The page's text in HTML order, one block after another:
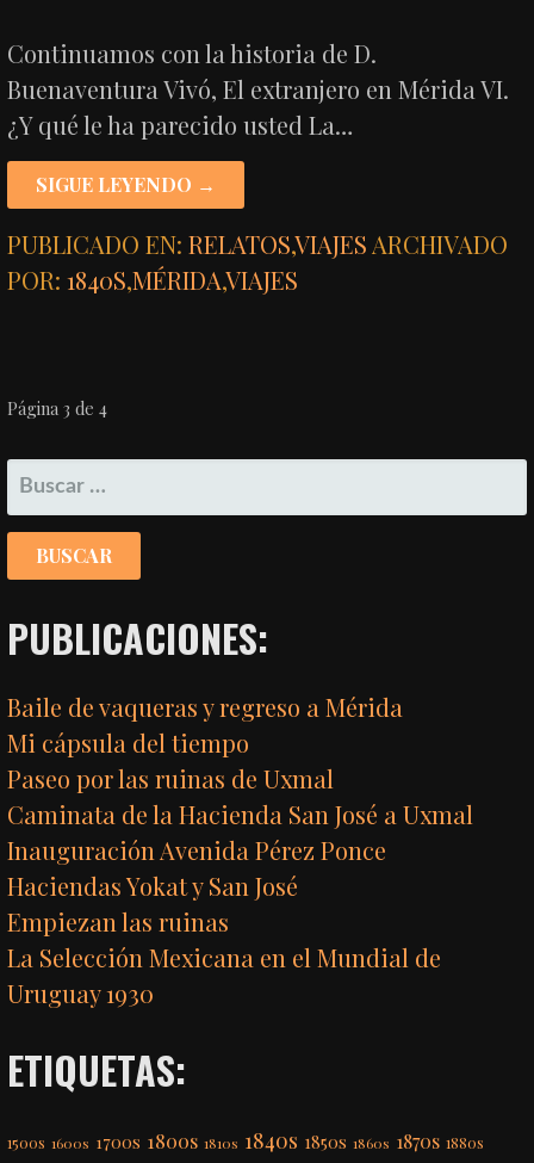
Continuamos con la historia de D.
Buenaventura Vivó, El extranjero en Mérida VI.
¿Y qué le ha parecido usted La…
SIGUE LEYENDO →
PUBLICADO EN:RELATOS,VIAJESARCHIVADO
POR:1840S,MÉRIDA,VIAJES
NAVEGACIÓN
POR
ENTRADA
Página 3 de 4
BUSCAR:
PUBLICACIONES:
Baile de vaqueras y regreso a Mérida
Mi cápsula del tiempo
Paseo por las ruinas de Uxmal
Caminata de la Hacienda San José a Uxmal
Inauguración Avenida Pérez Ponce
Haciendas Yokat y San José
Empiezan las ruinas
La Selección Mexicana en el Mundial de
Uruguay 1930
ETIQUETAS:
1500s 1600s 1700s 1800s 1810s 1840s 1850s 1860s 1870s 1880s